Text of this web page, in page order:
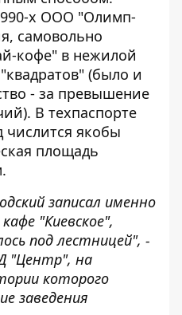
х ООО "Олимп-
самовольно
кофе" в нежилой
(было и
- за превышение
В техпаспорте
числится якобы
площадь
записал именно
"Киевское",
под лестницей", -
"Центр", на
которого
заведения